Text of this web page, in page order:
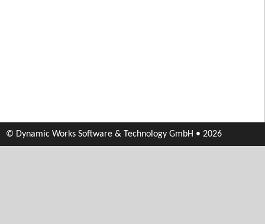
© Dynamic Works Software & Technology GmbH • 2026